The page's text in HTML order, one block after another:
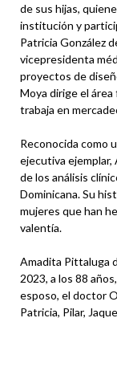
de sus hijas,
institución y
Patricia González
vicepresidenta
proyectos de
Moya dirige el
trabaja en
Reconocida como
ejecutiva ejemplar,
de los análisis
Dominicana. Su
mujeres que han
valentía.
Amadita Pittaluga
2023, a los 88
esposo, el doctor
Patricia, Pilar,